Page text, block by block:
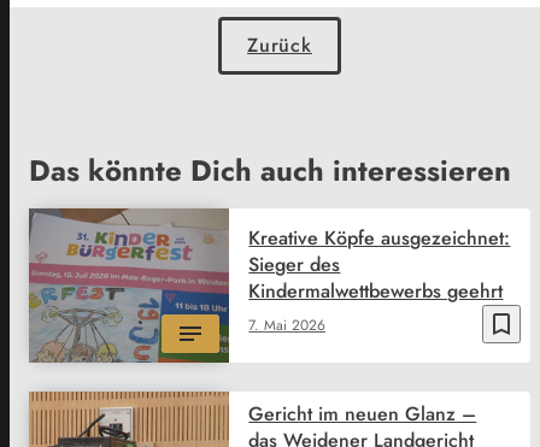
Zurück
Das könnte Dich auch interessieren
bookmark_border
7. Mai 2026
Kreative Köpfe ausgezeichnet:
Sieger des
Kindermalwettbewerbs geehrt
Gericht im neuen Glanz –
das Weidener Landgericht